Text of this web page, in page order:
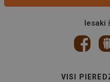
Iesaki
VISI